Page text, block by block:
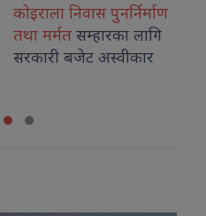
निवास पुनर्निर्माण
तथा मर्मत सम्हारका लागि
सरकारी बजेट अस्वीकार